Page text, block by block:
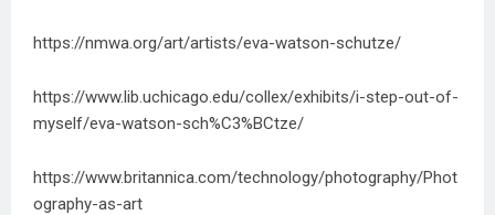
https://nmwa.org/art/artists/eva-watson-schutze/
https://www.lib.uchicago.edu/collex/exhibits/i-step-out-of-
myself/eva-watson-sch%C3%BCtze/
https://www.britannica.com/technology/photography/Phot
ography-as-art